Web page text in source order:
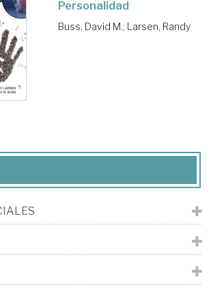
Personalidad
Buss, David M.; Larsen, Randy